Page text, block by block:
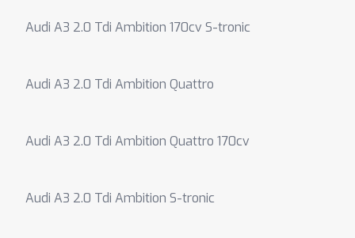
Audi A3 2.0 Tdi Ambition 170cv S-tronic
Audi A3 2.0 Tdi Ambition Quattro
Audi A3 2.0 Tdi Ambition Quattro 170cv
Audi A3 2.0 Tdi Ambition S-tronic